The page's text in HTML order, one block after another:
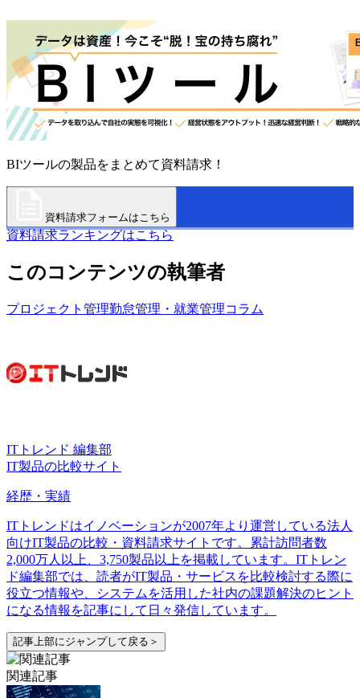
BIツールの製品をまとめて資料請求！
資料請求フォームはこちら
資料請求ランキングはこちら
このコンテンツの執筆者
プロジェクト管理勤怠管理・就業管理コラム
ITトレンド 編集部
IT製品の比較サイト
経歴・実績
ITトレンドはイノベーションが2007年より運営している法人
向けIT製品の比較・資料請求サイトです。累計訪問者数
2,000万人以上、3,750製品以上を掲載しています。ITトレン
ド編集部では、読者がIT製品・サービスを比較検討する際に
役立つ情報や、システムを活用した社内の課題解決のヒント
になる情報を記事にして日々発信しています。
記事上部にジャンプして戻る＞
関連記事